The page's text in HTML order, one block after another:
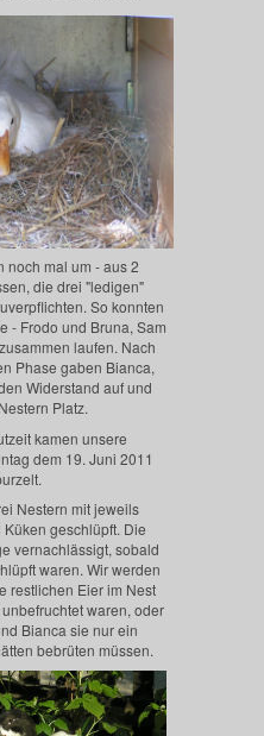
noch mal um - aus 2
die drei "ledigen"
So konnten
- Frodo und Bruna, Sam
laufen. Nach
Phase gaben Bianca,
Widerstand auf und
Platz.
kamen unsere
dem 19. Juni 2011
Nestern mit jeweils
geschlüpft. Die
vernachlässigt, sobald
waren. Wir werden
restlichen Eier im Nest
waren, oder
Bianca sie nur ein
bebrüten müssen.